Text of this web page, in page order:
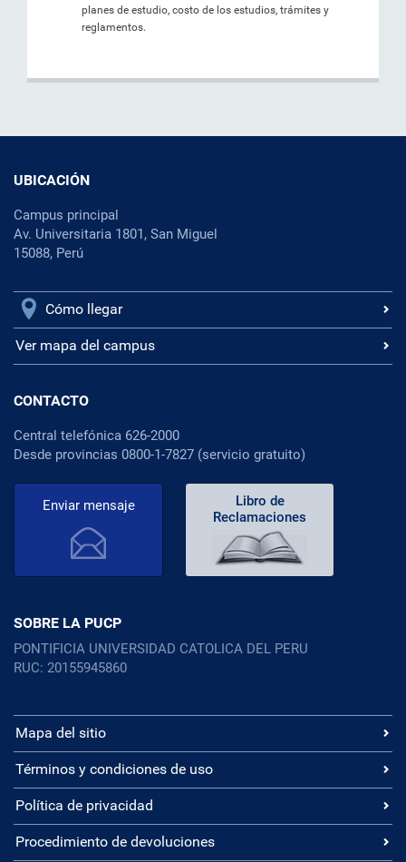
planes de estudio, costo de los estudios, trámites y
reglamentos.
UBICACIÓN
Campus principal
Av. Universitaria 1801, San Miguel
15088, Perú
Cómo llegar
Ver mapa del campus
CONTACTO
Central telefónica 626-2000
Desde provincias 0800-1-7827 (servicio gratuito)
Enviar mensaje
Libro de
Reclamaciones
SOBRE LA PUCP
PONTIFICIA UNIVERSIDAD CATOLICA DEL PERU
RUC: 20155945860
Mapa del sitio
Términos y condiciones de uso
Política de privacidad
Procedimiento de devoluciones